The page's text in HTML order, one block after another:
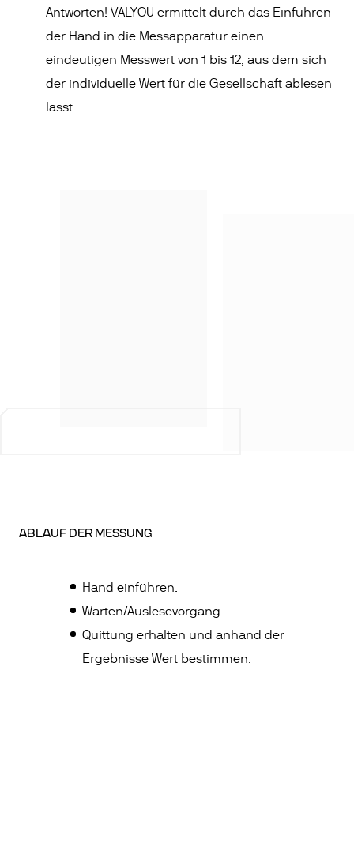
Antworten! VALYOU ermittelt durch das Einführen
der Hand in die Messapparatur einen
eindeutigen Messwert von 1 bis 12, aus dem sich
der individuelle Wert für die Gesellschaft ablesen
lässt.
ABLAUF DER MESSUNG
Hand einführen.
Warten/Auslesevorgang
Quittung erhalten und anhand der
Ergebnisse Wert bestimmen.